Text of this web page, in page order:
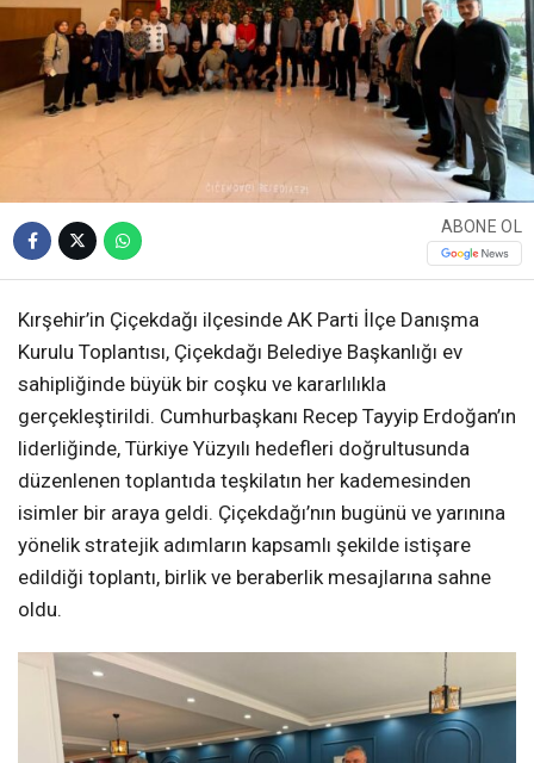
ABONE OL
Kırşehir’in Çiçekdağı ilçesinde AK Parti İlçe Danışma
Kurulu Toplantısı, Çiçekdağı Belediye Başkanlığı ev
sahipliğinde büyük bir coşku ve kararlılıkla
gerçekleştirildi. Cumhurbaşkanı Recep Tayyip Erdoğan’ın
liderliğinde, Türkiye Yüzyılı hedefleri doğrultusunda
düzenlenen toplantıda teşkilatın her kademesinden
isimler bir araya geldi. Çiçekdağı’nın bugünü ve yarınına
yönelik stratejik adımların kapsamlı şekilde istişare
edildiği toplantı, birlik ve beraberlik mesajlarına sahne
oldu.